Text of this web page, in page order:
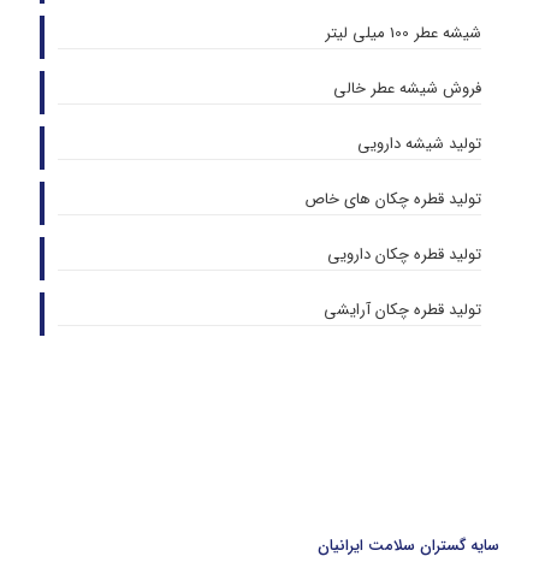
شیشه عطر 100 میلی لیتر
فروش شیشه عطر خالی
تولید شیشه دارویی
تولید قطره چکان های خاص
تولید قطره چکان دارویی
تولید قطره چکان آرایشی
سایه گستران سلامت ایرانیان